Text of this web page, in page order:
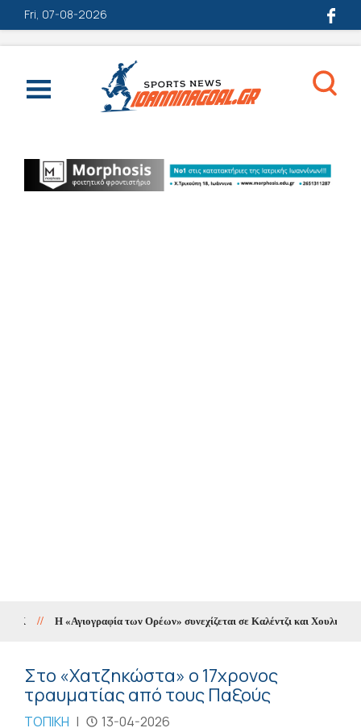
Fri, 07-08-2026
// Η «Αγιογραφία των Ορέων» συνεχίζεται σε Καλέντζι και Χουλιαράδες
Στο «Χατζηκώστα» ο 17χρονος
τραυματίας από τους Παξούς
ΤΟΠΙΚΗ | 13-04-2026